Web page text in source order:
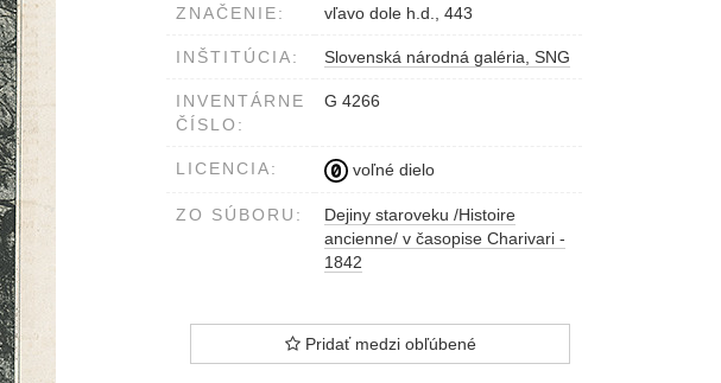
ZNAČENIE: vľavo dole h.d., 443
INŠTITÚCIA: Slovenská národná galéria, SNG
INVENTÁRNE
ČÍSLO:
G 4266
LICENCIA: voľné dielo
ZO SÚBORU:
Dejiny staroveku /Histoire
ancienne/ v časopise Charivari -
1842
Pridať medzi obľúbené